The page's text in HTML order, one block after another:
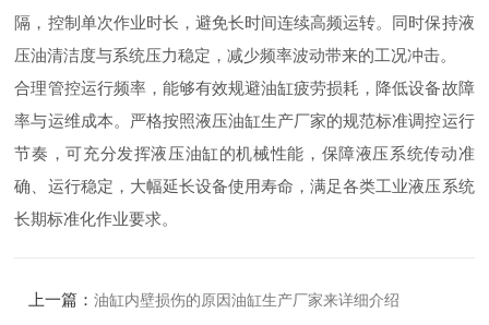
隔，控制单次作业时长，避免长时间连续高频运转。同时保持液
压油清洁度与系统压力稳定，减少频率波动带来的工况冲击。
合理管控运行频率，能够有效规避油缸疲劳损耗，降低设备故障
率与运维成本。严格按照液压油缸生产厂家的规范标准调控运行
节奏，可充分发挥液压油缸的机械性能，保障液压系统传动准
确、运行稳定，大幅延长设备使用寿命，满足各类工业液压系统
长期标准化作业要求。
上一篇：油缸内壁损伤的原因油缸生产厂家来详细介绍